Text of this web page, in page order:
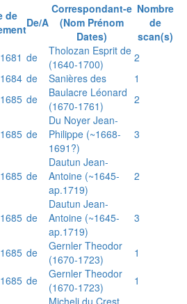
de
De/A
Correspondant-e
(Nom Prénom
Dates)
Nombre
de
scan(s)
de
Tholozan Esprit de
(1640-1700)
2
de Sanières des
1
de
Baulacre Léonard
(1670-1761)
2
de
Du Noyer Jean-
Philippe (~1668-
1691?)
3
de
Dautun Jean-
Antoine (~1645-
ap.1719)
2
de
Dautun Jean-
Antoine (~1645-
ap.1719)
3
de
Gernler Theodor
(1670-1723)
1
de
Gernler Theodor
(1670-1723)
1
Micheli du Crest